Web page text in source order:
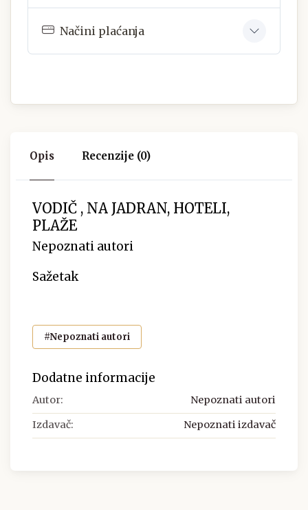
Načini plaćanja
Opis Recenzije (0)
VODIČ , NA JADRAN, HOTELI,
PLAŽE
Nepoznati autori
Sažetak
#Nepoznati autori
Dodatne informacije
Autor: Nepoznati autori
Izdavač: Nepoznati izdavač